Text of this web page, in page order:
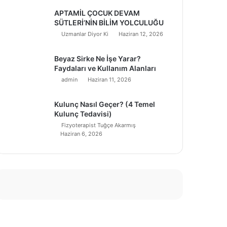
APTAMİL ÇOCUK DEVAM
SÜTLERİ’NİN BİLİM YOLCULUĞU
Uzmanlar Diyor Ki Haziran 12, 2026
Beyaz Sirke Ne İşe Yarar?
Faydaları ve Kullanım Alanları
admin Haziran 11, 2026
Kulunç Nasıl Geçer? (4 Temel
Kulunç Tedavisi)
Fizyoterapist Tuğçe Akarmış
Haziran 6, 2026